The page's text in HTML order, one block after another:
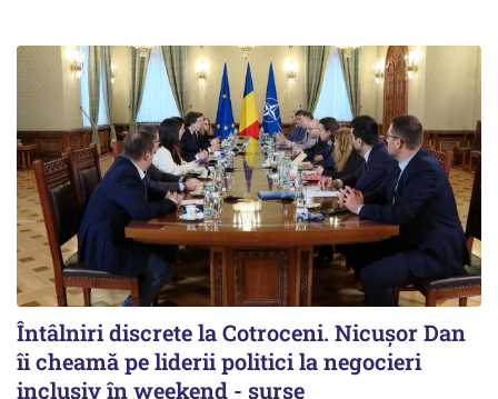
Întâlniri discrete la Cotroceni. Nicușor Dan
îi cheamă pe liderii politici la negocieri
inclusiv în weekend - surse